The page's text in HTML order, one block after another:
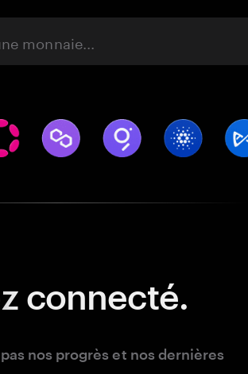
connecté.
nos progrès et nos dernières